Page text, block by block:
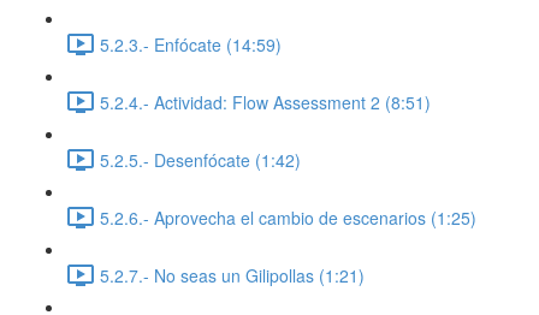
5.2.3.- Enfócate (14:59)
5.2.4.- Actividad: Flow Assessment 2 (8:51)
5.2.5.- Desenfócate (1:42)
5.2.6.- Aprovecha el cambio de escenarios (1:25)
5.2.7.- No seas un Gilipollas (1:21)